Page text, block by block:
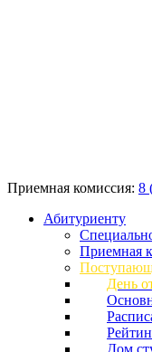
Приемная комиссия: 8
Абитуриенту
Приемная
День
Дом